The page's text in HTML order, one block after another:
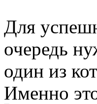
Для
очередь
один из
Именно